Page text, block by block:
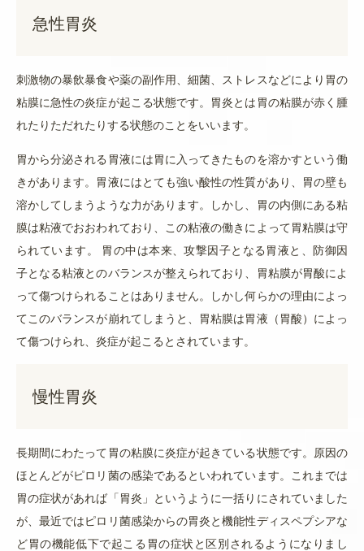
急性胃炎
刺激物の暴飲暴食や薬の副作用、細菌、ストレスなどにより胃の
粘膜に急性の炎症が起こる状態です。胃炎とは胃の粘膜が赤く腫
れたりただれたりする状態のことをいいます。
胃から分泌される胃液には胃に入ってきたものを溶かすという働
きがあります。胃液にはとても強い酸性の性質があり、胃の壁も
溶かしてしまうような力があります。しかし、胃の内側にある粘
膜は粘液でおおわれており、この粘液の働きによって胃粘膜は守
られています。 胃の中は本来、攻撃因子となる胃液と、防御因
子となる粘液とのバランスが整えられており、胃粘膜が胃酸によ
って傷つけられることはありません。しかし何らかの理由によっ
てこのバランスが崩れてしまうと、胃粘膜は胃液（胃酸）によっ
て傷つけられ、炎症が起こるとされています。
慢性胃炎
長期間にわたって胃の粘膜に炎症が起きている状態です。原因の
ほとんどがピロリ菌の感染であるといわれています。これまでは
胃の症状があれば「胃炎」というように一括りにされていました
が、最近ではピロリ菌感染からの胃炎と機能性ディスペプシアな
ど胃の機能低下で起こる胃の症状と区別されるようになりまし